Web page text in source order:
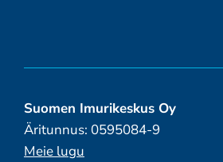
Suomen Imurikeskus Oy
Äritunnus: 0595084-9
Meie lugu